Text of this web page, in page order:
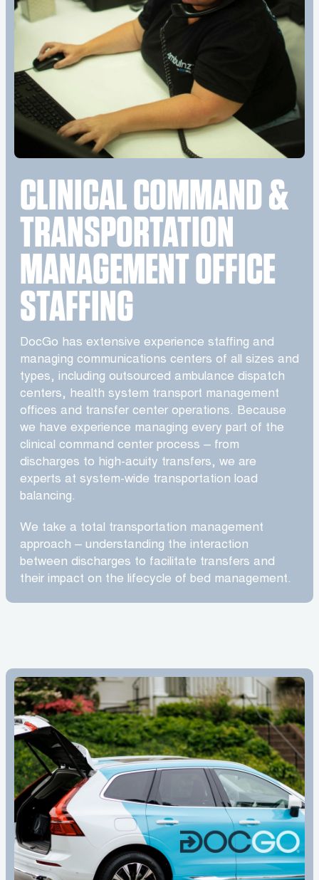
CLINICAL COMMAND &
TRANSPORTATION
MANAGEMENT OFFICE
STAFFING
DocGo has extensive experience staffing and
managing communications centers of all sizes and
types, including outsourced ambulance dispatch
centers, health system transport management
offices and transfer center operations. Because
we have experience managing every part of the
clinical command center process – from
discharges to high-acuity transfers, we are
experts at system-wide transportation load
balancing.
We take a total transportation management
approach – understanding the interaction
between discharges to facilitate transfers and
their impact on the lifecycle of bed management.